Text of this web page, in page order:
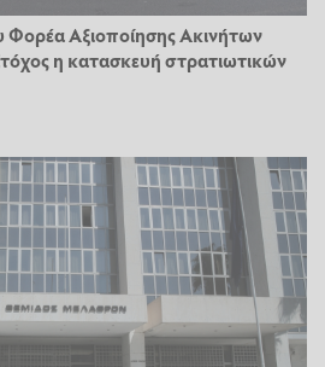
Φορέα Αξιοποίησης Ακινήτων
η κατασκευή στρατιωτικών